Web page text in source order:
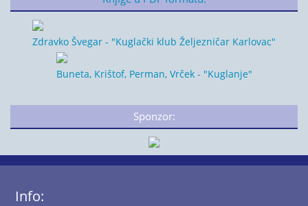
Zdravko Švegar - "Kuglački klub Željezničar Karlovac"
Buneta, Krištof, Perman, Vrček - "Kuglanje"
Sponzor:
Info: